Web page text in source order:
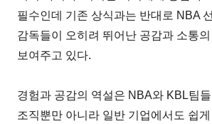
필수인데 기존 상식과는 반대로 NBA
감독들이 오히려 뛰어난 공감과 소통
보여주고 있다.
경험과 공감의 역설은 NBA와 KBL팀
조직뿐만 아니라 일반 기업에서도 쉽